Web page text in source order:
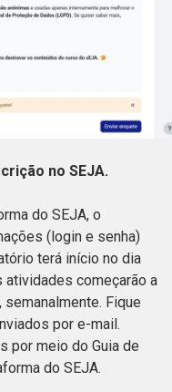
no SEJA.
do SEJA, o
(login e senha)
terá início no dia
atividades começarão a
Fique
por e-mail.
por meio do Guia de
do SEJA.